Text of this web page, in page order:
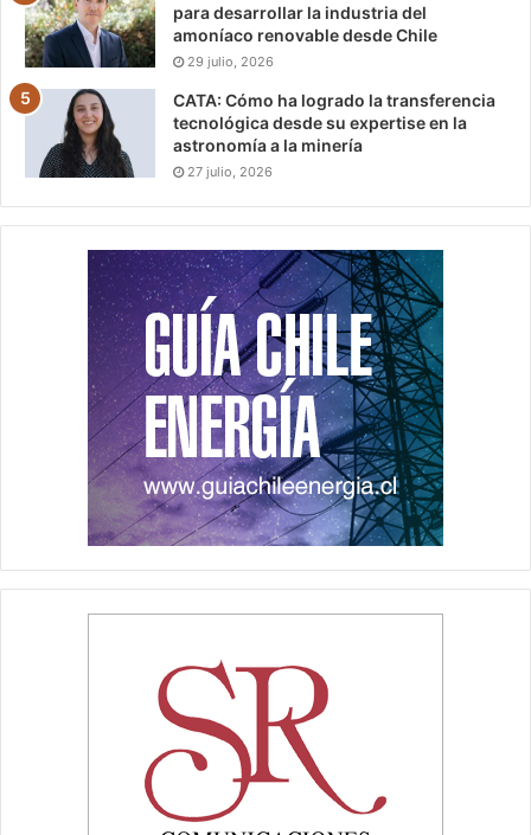
para desarrollar la industria del
amoníaco renovable desde Chile
29 julio, 2026
CATA: Cómo ha logrado la transferencia
tecnológica desde su expertise en la
astronomía a la minería
27 julio, 2026